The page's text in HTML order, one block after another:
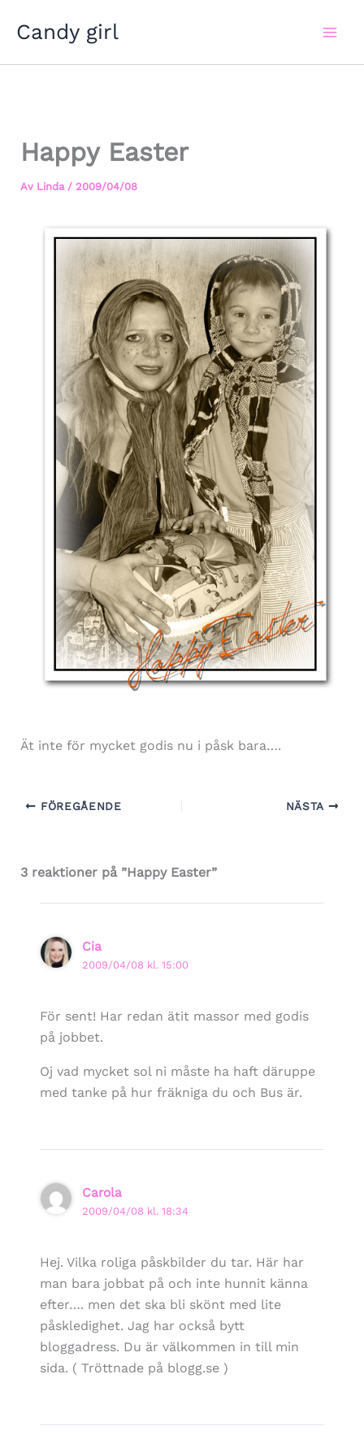
Candy girl
Happy Easter
Av Linda / 2009/04/08
Ät inte för mycket godis nu i påsk bara….
FÖREGÅENDE NÄSTA
3 reaktioner på ”Happy Easter”
Cia
2009/04/08 kl. 15:00
För sent! Har redan ätit massor med godis
på jobbet.
Oj vad mycket sol ni måste ha haft däruppe
med tanke på hur fräkniga du och Bus är.
Carola
2009/04/08 kl. 18:34
Hej. Vilka roliga påskbilder du tar. Här har
man bara jobbat på och inte hunnit känna
efter…. men det ska bli skönt med lite
påskledighet. Jag har också bytt
bloggadress. Du är välkommen in till min
sida. ( Tröttnade på blogg.se )